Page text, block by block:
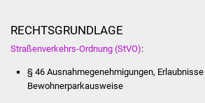
RECHTSGRUNDLAGE
Straßenverkehrs-Ordnung (StVO):
§ 46 Ausnahmegenehmigungen,
Bewohnerparkausweise